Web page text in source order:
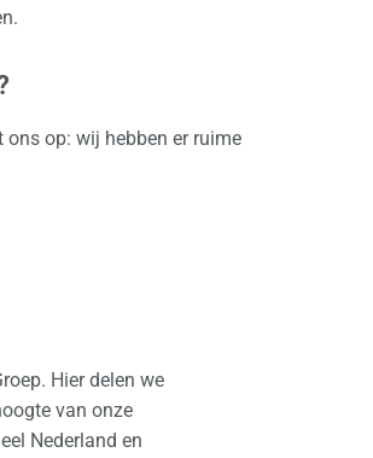
ons op: wij hebben er ruime
Hier delen we
van onze
Nederland en